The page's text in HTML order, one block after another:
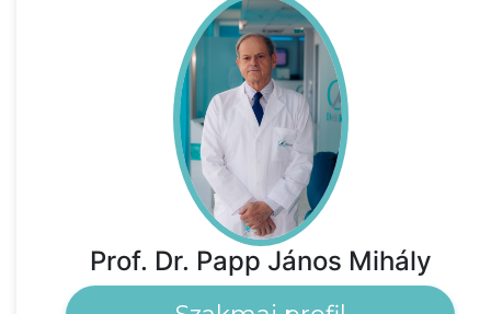
Prof. Dr. Papp János Mihály